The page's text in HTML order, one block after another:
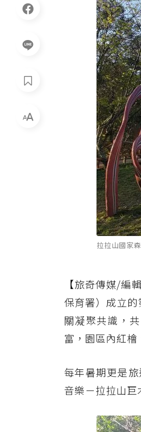
拉拉山國家
【旅奇傳媒/編
保育署）成立
關凝聚共識，
富，園區內紅
每年暑期更是
音樂－拉拉山